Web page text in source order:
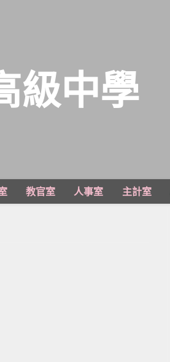
級中學
教官室 人事室 主計室